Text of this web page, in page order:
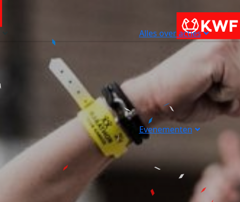
Alles over acties
Evenementen